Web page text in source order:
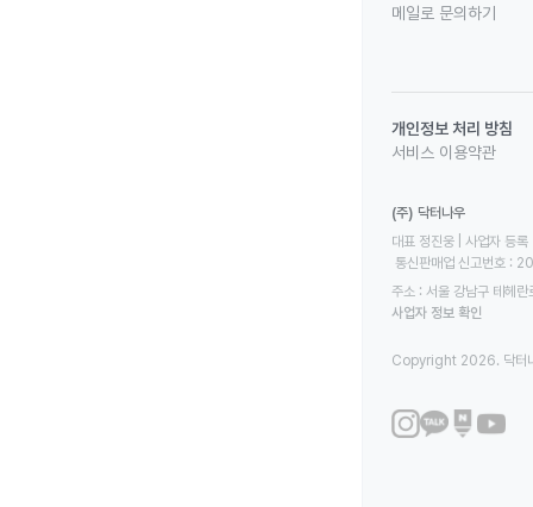
메일로 문의하기
개인정보 처리 방침
서비스 이용약관
(주) 닥터나우
대표 정진웅 | 사업자
통신판매업 신고번호
주소 : 서울 강남구 테헤
사업자 정보 확인
Copyright 2026. 닥터